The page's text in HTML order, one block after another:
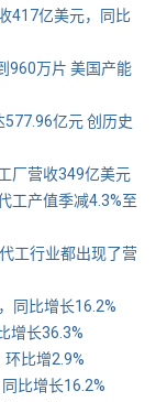
417亿美元，同比
960万片 美国产能
亿元 创历史
厂营收349亿美元
工产值季减4.3%至
工行业都出现了营
同比增长16.2%
增长36.3%
比增2.9%
比增长16.2%